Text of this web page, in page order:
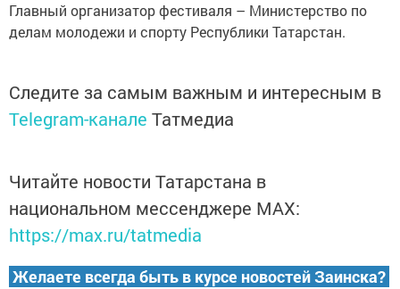
Главный организатор фестиваля – Министерство по
делам молодежи и спорту Республики Татарстан.
Следите за самым важным и интересным в
Telegram-канале Татмедиа
Читайте новости Татарстана в
национальном мессенджере MАХ:
https://max.ru/tatmedia
Желаете всегда быть в курсе новостей Заинска?